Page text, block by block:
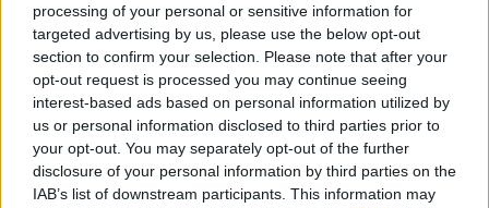
processing of your personal or sensitive information for
targeted advertising by us, please use the below opt-out
section to confirm your selection. Please note that after your
opt-out request is processed you may continue seeing
interest-based ads based on personal information utilized by
us or personal information disclosed to third parties prior to
your opt-out. You may separately opt-out of the further
disclosure of your personal information by third parties on the
IAB’s list of downstream participants. This information may
OM System lanserar
gratislån av kameror &
objektiv i Sverige